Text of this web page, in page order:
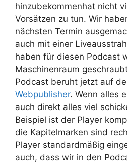
hinzubekommenhat nicht
Vorsätzen zu tun. Wir
nächsten Termin
auch mit einer
haben für diesen Podcast
Maschinenraum
Podcast beruht jetzt auf
Webpublisher. Wenn alles
auch direkt alles viel
Beispiel ist der Player
die Kapitelmarken sind
Player standardmäßig
auch, dass wir in den